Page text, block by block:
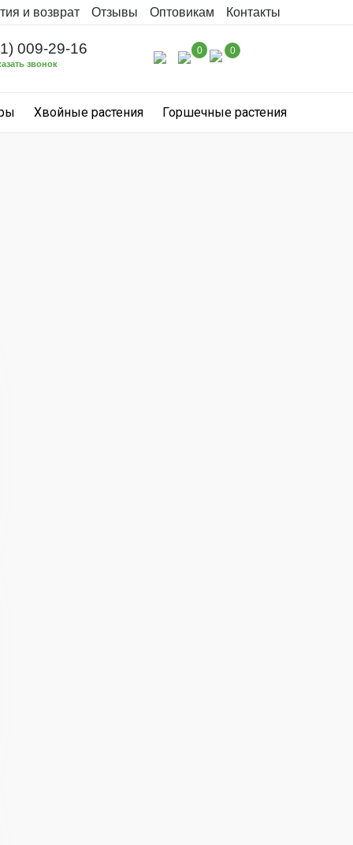
и возврат Отзывы Оптовикам Контакты
009-29-16
звонок
0 0
Хвойные растения Горшечные растения